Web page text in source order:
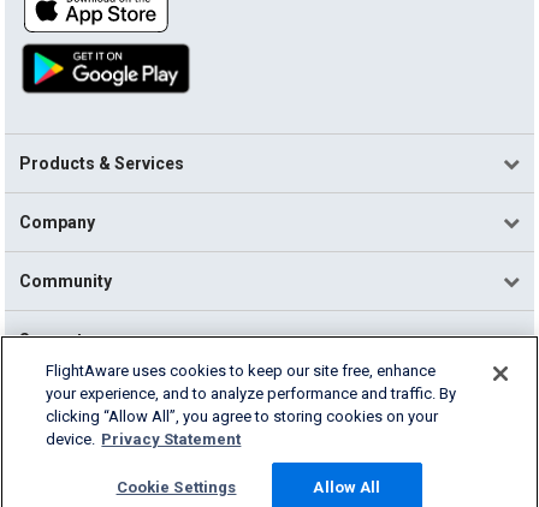
Products & Services
Company
Community
Support
English (USA)
2026 FlightAware
Cookie Settings
FlightAware uses cookies to keep our site free, enhance
your experience, and to analyze performance and traffic. By
clicking “Allow All”, you agree to storing cookies on your
device. Privacy Statement
Cookie Settings Allow All